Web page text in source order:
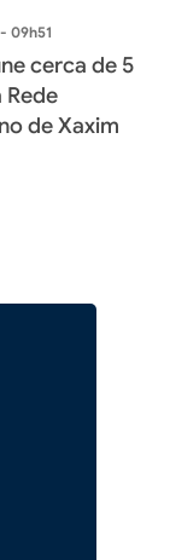
09h51
cerca de 5
Rede
de Xaxim